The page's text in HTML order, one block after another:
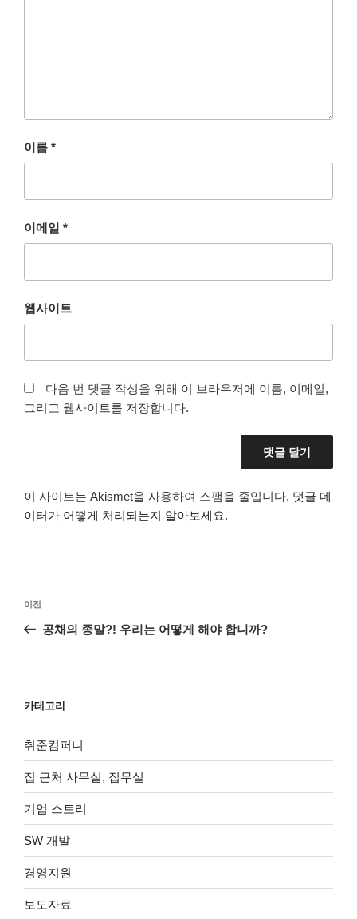
이름 *
이메일 *
웹사이트
다음 번 댓글 작성을 위해 이 브라우저에 이름, 이메일,
그리고 웹사이트를 저장합니다.
이 사이트는 Akismet을 사용하여 스팸을 줄입니다. 댓글 데
이터가 어떻게 처리되는지 알아보세요.
이
전
이전
공채의 종말?! 우리는 어떻게 해야 합니까?
카테고리
취준컴퍼니
집 근처 사무실, 집무실
기업 스토리
SW 개발
경영지원
보도자료